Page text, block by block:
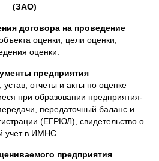
(ЗАО)
договора на проведение
оценки, цели оценки,
оценки.
предприятия
отчеты и акты по оценке
при образовании предприятия-
передаточный баланс и
(ЕГРЮЛ), свидетельство о
учет в ИМНС.
предприятия